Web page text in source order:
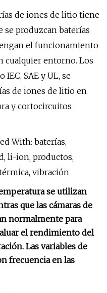
de iones de litio tiene
produzcan baterías
el funcionamiento
cualquier entorno. Los
SAE y UL, se
de iones de litio en
y cortocircuitos
With: baterías,
li-ion, productos,
vibración
se utilizan
que las cámaras de
normalmente para
el rendimiento del
Las variables de
frecuencia en las